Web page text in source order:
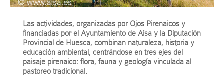
Las actividades, organizadas por Ojos Pirenaicos y
financiadas por el Ayuntamiento de Aísa y la Diputación
Provincial de Huesca, combinan naturaleza, historia y
educación ambiental, centrándose en tres ejes del
paisaje pirenaico: flora, fauna y geología vinculada al
pastoreo tradicional.